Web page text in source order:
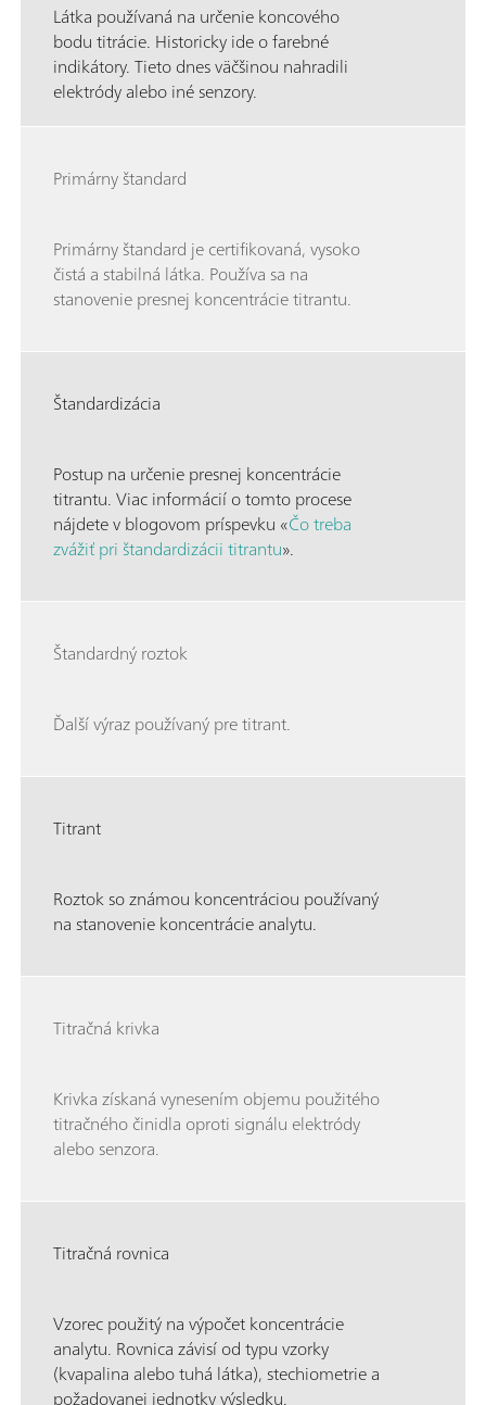
Látka používaná na určenie koncového
bodu titrácie. Historicky ide o farebné
indikátory. Tieto dnes väčšinou nahradili
elektródy alebo iné senzory.
Primárny štandard
Primárny štandard je certifikovaná, vysoko
čistá a stabilná látka. Používa sa na
stanovenie presnej koncentrácie titrantu.
Štandardizácia
Postup na určenie presnej koncentrácie
titrantu. Viac informácií o tomto procese
nájdete v blogovom príspevku «Čo treba
zvážiť pri štandardizácii titrantu».
Štandardný roztok
Ďalší výraz používaný pre titrant.
Titrant
Roztok so známou koncentráciou používaný
na stanovenie koncentrácie analytu.
Titračná krivka
Krivka získaná vynesením objemu použitého
titračného činidla oproti signálu elektródy
alebo senzora.
Titračná rovnica
Vzorec použitý na výpočet koncentrácie
analytu. Rovnica závisí od typu vzorky
(kvapalina alebo tuhá látka), stechiometrie a
požadovanej jednotky výsledku.